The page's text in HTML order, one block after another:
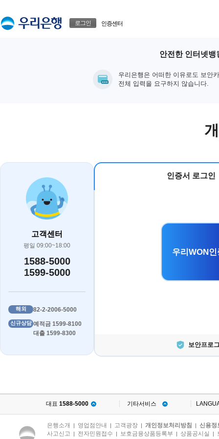
로그인 인증센터
안전한 인터넷뱅
우리은행은 어떠한 이유로도 보안
전체 입력을 요구하지 않습니다.
고객센터
평일 09:00~18:00
1588-5000
1599-5000
해외 82-2-2006-5000
신규상담 예적금 1599-8100
대출 1599-8300
인증서 로그인
우리WON
보안프로
대표 1588-5000 기타서비스
은행소개 | 영업점안내 | 고객광장 | 개인정보처리방침 | 신용정
사고신고 | 전자민원접수 | 보호금융상품등록부 | 상품공시실 |